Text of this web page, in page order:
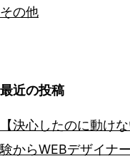
その他
最近の投稿
【決心したのに動け
験からWEBデザイナ